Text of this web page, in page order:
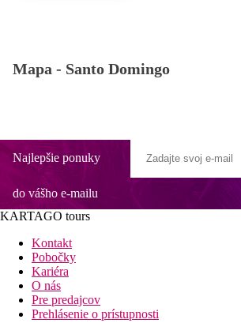
Mapa - Santo Domingo
Najlepšie ponuky
do vášho e-mailu
KARTAGO tours
Kontakt
Pobočky
Kariéra
O nás
Pre predajcov
Prehlásenie o prístupnosti